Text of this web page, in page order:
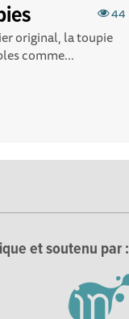
44
original, la toupie
comme...
et soutenu par :